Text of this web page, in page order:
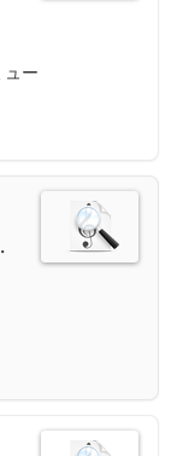
ー